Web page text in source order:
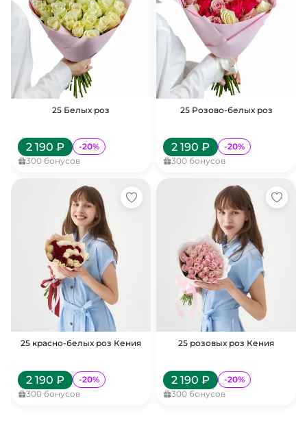
25 Белых роз
2 190 ₽ -20%
300 бонусов
25 Розово-белых роз
2 190 ₽ -20%
300 бонусов
25 красно-белых роз Кения
2 190 ₽ -20%
300 бонусов
25 розовых роз Кения
2 190 ₽ -20%
300 бонусов